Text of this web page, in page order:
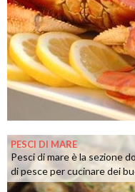
PESCI DI MARE
Pesci di mare è la sezione
di pesce per cucinare dei